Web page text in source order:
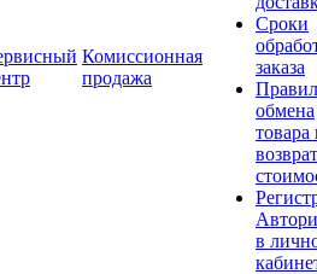
Комиссионная
продажа
Сроки
заказа
обмена
товара
в